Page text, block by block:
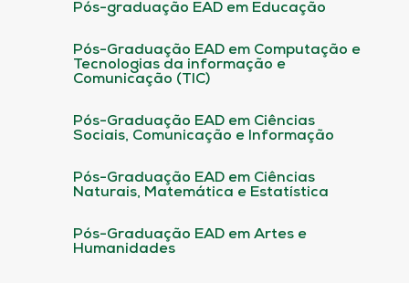
Pós-graduação EAD em Educação
Pós-Graduação EAD em Computação e
Tecnologias da informação e
Comunicação (TIC)
Pós-Graduação EAD em Ciências
Sociais, Comunicação e Informação
Pós-Graduação EAD em Ciências
Naturais, Matemática e Estatística
Pós-Graduação EAD em Artes e
Humanidades